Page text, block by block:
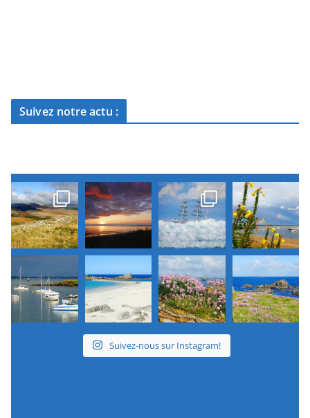
Suivez notre actu :
Suivez-nous sur Instagram!